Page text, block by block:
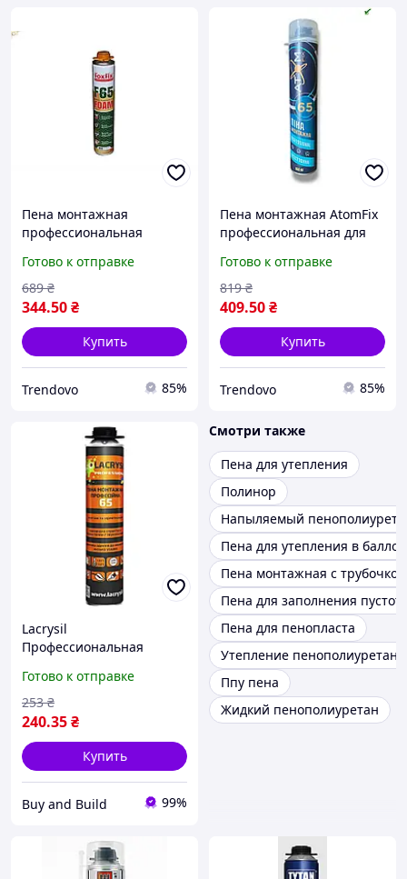
Пена монтажная
профессиональная
утепления и
герметизации F 65 ТМ
FOXFIX
Готово к отправке
344.50₴
689 ₴
Купить
Trendovo 85%
Пена монтажная AtomFix
профессиональная для
и заполнения трещин
860 мл
Готово к отправке
409.50₴
819 ₴
Купить
Trendovo 85%
Lacrysil
Профессиональная
Готово к отправке
240.35₴
253 ₴
Купить
Buy and Build 99%
Смотри также
Пена для утепления
Полинор
Напыляемый
Пена для утепления в
Пена монтажная с трубочкой
Пена для заполнения пустот
Пена для пенопласта
Утепление
Ппу пена
Жидкий пенополиуретан